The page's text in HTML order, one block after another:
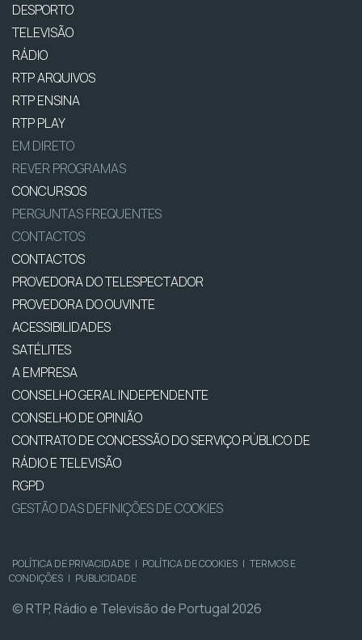
DESPORTO
TELEVISÃO
RÁDIO
RTP ARQUIVOS
RTP ENSINA
RTP PLAY
EM DIRETO
REVER PROGRAMAS
CONCURSOS
PERGUNTAS FREQUENTES
CONTACTOS
CONTACTOS
PROVEDORA DO TELESPECTADOR
PROVEDORA DO OUVINTE
ACESSIBILIDADES
SATÉLITES
A EMPRESA
CONSELHO GERAL INDEPENDENTE
CONSELHO DE OPINIÃO
CONTRATO DE CONCESSÃO DO SERVIÇO PÚBLICO DE
RÁDIO E TELEVISÃO
RGPD
GESTÃO DAS DEFINIÇÕES DE COOKIES
POLÍTICA DE PRIVACIDADE | POLÍTICA DE COOKIES | TERMOS E
CONDIÇÕES | PUBLICIDADE
© RTP, Rádio e Televisão de Portugal 2026